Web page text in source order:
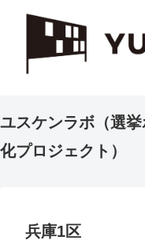
ユスケンラボ（選
化プロジェクト）
兵庫1区